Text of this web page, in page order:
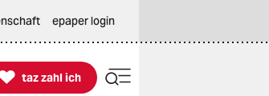
epaper login
taz zahl ich
taz zahl ich